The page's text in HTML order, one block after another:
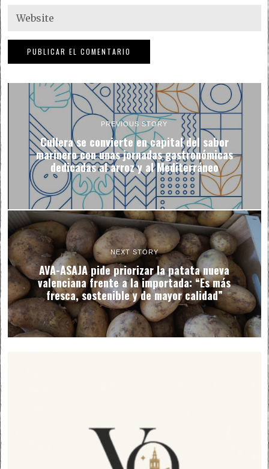
PREVIOUS STORY
Cullera se convierte en capital del sabor
marinero con unas jornadas gastronómicas
dedicadas al arroz y al Mediterráneo
NEXT STORY
AVA-ASAJA pide priorizar la patata nueva
valenciana frente a la importada: “Es más
fresca, sostenible y de mayor calidad”